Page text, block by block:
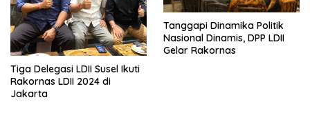
Tiga Delegasi LDII Susel Ikuti
Rakornas LDII 2024 di
Jakarta
Tanggapi Dinamika Politik
Nasional Dinamis, DPP LDII
Gelar Rakornas